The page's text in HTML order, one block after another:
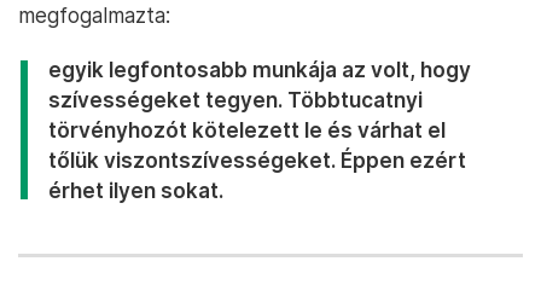
megfogalmazta:
egyik legfontosabb munkája az volt, hogy
szívességeket tegyen. Többtucatnyi
törvényhozót kötelezett le és várhat el
tőlük viszontszívességeket. Éppen ezért
érhet ilyen sokat.